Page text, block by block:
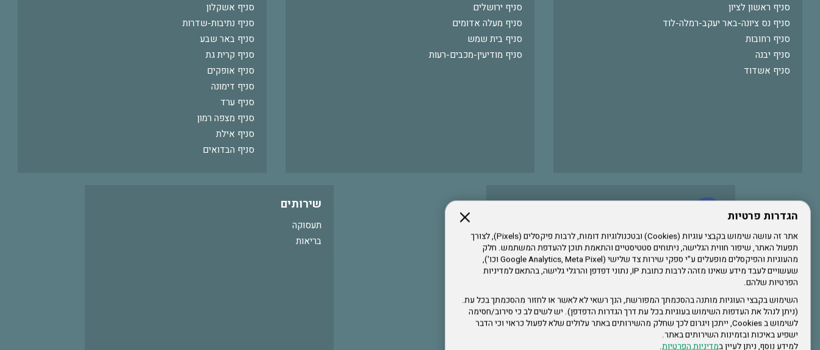
הגדרות פרטיות
אתר זה עושה שימוש בקבצי עוגיות (Cookies) ובטכנולוגיות דומות, לרבות פיקסלים (Pixels), לצורך
תפעול האתר, שיפור חווית הגלישה, ניתוחים סטטיסטיים והתאמת תוכן להעדפת המשתמש. חלק
מהעוגיות והפיקסלים מופעלים ע"י ספקי שירות צד שלישי (Google Analytics, Meta Pixel וכו'),
שעשויים לעבד מידע שאינו מזהה לרבות כתובת IP, נתוני דפדפן והרגלי גלישה, בהתאם למדיניות
הפרטיות שלהם.
השימוש בקבצי העוגיות מותנה בהסכמתך המפורשת, הנך רשאי לא לאשר או לחזור מהסכמתך בכל עת.
(ניתן לנהל את העדפות השימוש בעוגיות בכל עת דרך הגדרות הדפדפן). יש לשים לב כי סירוב/חסימה
לשימוש ב Cookies, ייתכן ויגרום לכך שחלק מהשירותים באתר עלולים שלא לפעול כראוי וכי הדבר
ישפיע באיכות ובזמינות השירותים באתר.
למידע נוסף, ניתן לעיין במדיניות הפרטיות.
סניף ראשון לציון
סניף נס ציונה-באר יעקב-רמלה-לוד
סניף רחובות
סניף יבנה
סניף אשדוד
סניף ירושלים
סניף מעלה אדומים
סניף בית שמש
סניף מודיעין-מכבים-רעות
סניף אשקלון
סניף נתיבות-שדרות
סניף באר שבע
סניף קרית גת
סניף אופקים
סניף דימונה
סניף ערד
סניף מצפה רמון
סניף אילת
סניף הבדואים
הרשמו לערוץ היוטיוב שלנו
אתר צה"ל
שירותים
תעסוקה
בריאות